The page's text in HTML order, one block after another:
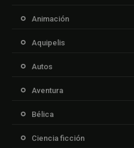
Animación
Aquipelis
Autos
Aventura
Bélica
Ciencia ficción